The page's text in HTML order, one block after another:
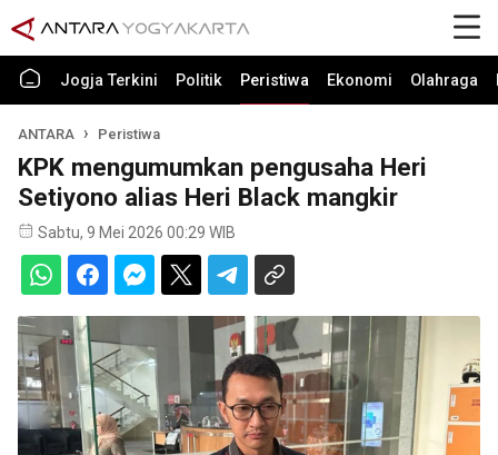
Jogja Terkini Politik Peristiwa Ekonomi Olahraga
ANTARA Peristiwa
KPK mengumumkan pengusaha Heri
Setiyono alias Heri Black mangkir
Sabtu, 9 Mei 2026 00:29 WIB